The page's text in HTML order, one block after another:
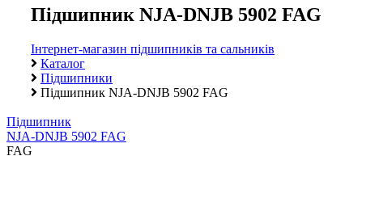
Підшипник NJA-DNJB 5902 FAG
Інтернет-магазин підшипників та сальників
Каталог
Підшипники
Підшипник NJA-DNJB 5902 FAG
Підшипник
NJA-DNJB 5902 FAG
FAG